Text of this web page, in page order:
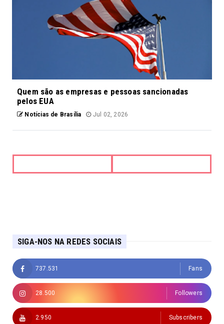
Quem são as empresas e pessoas sancionadas
pelos EUA
Notícias de Brasília Jul 02, 2026
SIGA-NOS NA REDES SOCIAIS
737.531 Fans
28.500 Followers
2.950 Subscribers